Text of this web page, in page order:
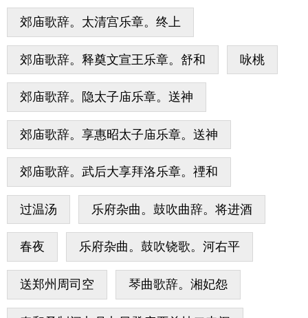
郊庙歌辞。太清宫乐章。终上
郊庙歌辞。释奠文宣王乐章。舒和 咏桃
郊庙歌辞。隐太子庙乐章。送神
郊庙歌辞。享惠昭太子庙乐章。送神
郊庙歌辞。武后大享拜洛乐章。禋和
过温汤 乐府杂曲。鼓吹曲辞。将进酒
春夜 乐府杂曲。鼓吹铙歌。河右平
送郑州周司空 琴曲歌辞。湘妃怨